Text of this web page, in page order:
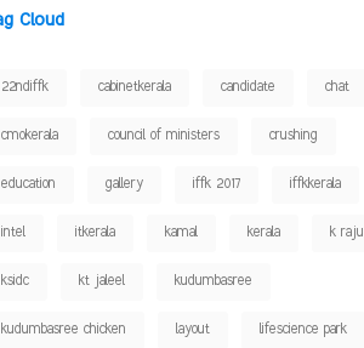
Cloud
22ndiffk cabinetkerala candidate chat
cmokerala council of ministers crushing
education gallery iffk 2017 iffkkerala
intel itkerala kamal kerala k raju
ksidc kt jaleel kudumbasree
kudumbasree chicken layout lifescience park